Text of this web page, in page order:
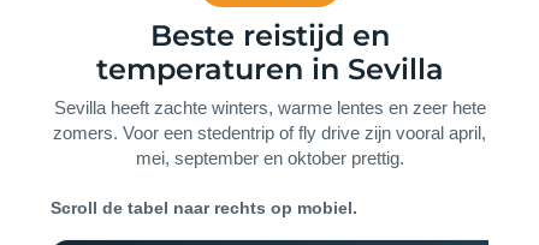
Beste reistijd en
temperaturen in Sevilla
Sevilla heeft zachte winters, warme lentes en zeer hete
zomers. Voor een stedentrip of fly drive zijn vooral april,
mei, september en oktober prettig.
Scroll de tabel naar rechts op mobiel.